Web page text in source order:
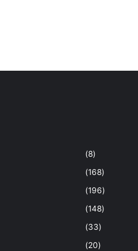
(8)
(168)
(196)
(148)
(33)
(20)